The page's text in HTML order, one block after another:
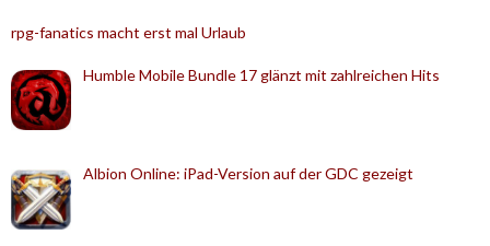
rpg-fanatics macht erst mal Urlaub
Humble Mobile Bundle 17 glänzt mit zahlreichen Hits
Albion Online: iPad-Version auf der GDC gezeigt